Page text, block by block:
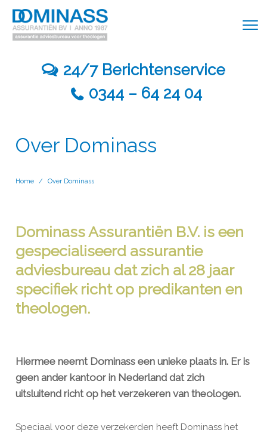
24/7 Berichtenservice
0344 – 64 24 04
Over Dominass
Home / Over Dominass
Dominass Assurantiën B.V. is een
gespecialiseerd assurantie
adviesbureau dat zich al 28 jaar
specifiek richt op predikanten en
theologen.
Hiermee neemt Dominass een unieke plaats in. Er is
geen ander kantoor in Nederland dat zich
uitsluitend richt op het verzekeren van theologen.
Speciaal voor deze verzekerden heeft Dominass het